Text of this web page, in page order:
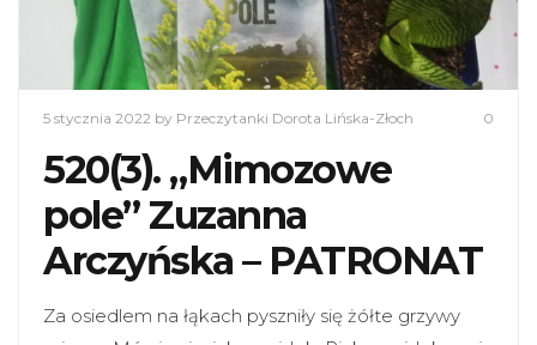
5 stycznia 2022 by Przeczytanki Dorota Lińska-Złoch 0
520(3). „Mimozowe
pole” Zuzanna
Arczyńska – PATRONAT
Za osiedlem na łąkach pyszniły się żółte grzywy